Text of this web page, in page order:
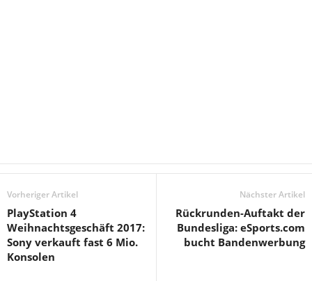
Vorheriger Artikel
PlayStation 4
Weihnachtsgeschäft 2017:
Sony verkauft fast 6 Mio.
Konsolen
Nächster Artikel
Rückrunden-Auftakt der
Bundesliga: eSports.com
bucht Bandenwerbung